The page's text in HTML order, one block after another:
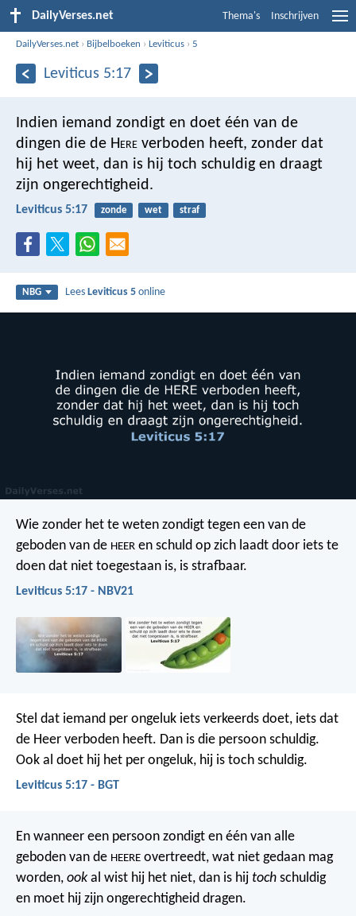
DailyVerses.net Thema's Inschrijven
DailyVerses.net › Bijbelboeken ›Leviticus ›5
Leviticus 5:17
Indien iemand zondigt en doet één van de
dingen die de Here verboden heeft, zonder dat
hij het weet, dan is hij toch schuldig en draagt
zijn ongerechtigheid.
Leviticus 5:17 zonde wet straf
NBG LeesLeviticus 5 online
Wie zonder het te weten zondigt tegen een van de
geboden van de HEER en schuld op zich laadt door iets te
doen dat niet toegestaan is, is strafbaar.
Leviticus 5:17 - NBV21
Stel dat iemand per ongeluk iets verkeerds doet, iets dat
de Heer verboden heeft. Dan is die persoon schuldig.
Ook al doet hij het per ongeluk, hij is toch schuldig.
Leviticus 5:17 - BGT
En wanneer een persoon zondigt en één van alle
geboden van de HEERE overtreedt, wat niet gedaan mag
worden, ook al wist hij het niet, dan is hij toch schuldig
en moet hij zijn ongerechtigheid dragen.